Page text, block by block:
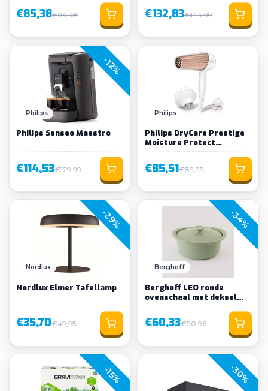
€85,38€94,98 €132,83€144,99
-12%
Philips
Philips Senseo Maestro
€114,53€129,99
Philips
Philips DryCare Prestige
Moisture Protect
hairdryer HP8280/0
€85,51€89,99
-29%
Nordlux
Nordlux Elmer Tafellamp
€35,70€49,95
-34%
Berghoff
Berghoff LEO ronde
ovenschaal met deksel
€60,33€90,96
-15% -30%